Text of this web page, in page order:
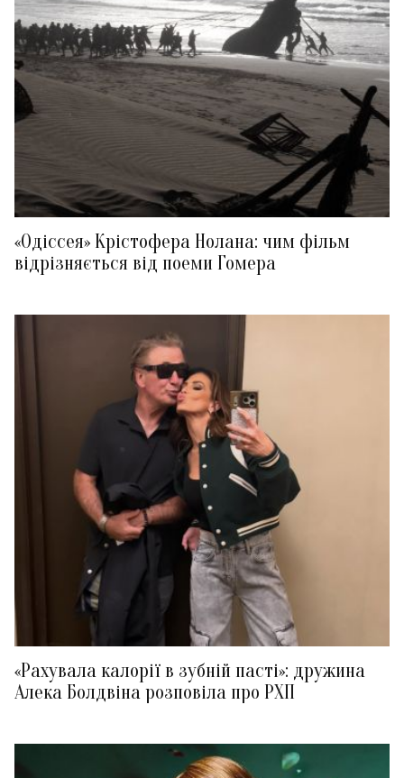
«Одіссея» Крістофера Нолана: чим фільм
відрізняється від поеми Гомера
«Рахувала калорії в зубній пасті»: дружина
Алека Болдвіна розповіла про РХП